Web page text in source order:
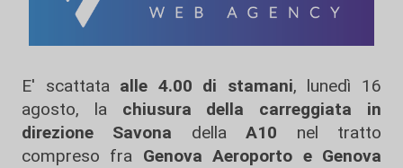
E' scattata alle 4.00 di stamani, lunedì 16
agosto, la chiusura della carreggiata in
direzione Savona dellaA10 nel tratto
compreso fra Genova Aeroporto e Genova